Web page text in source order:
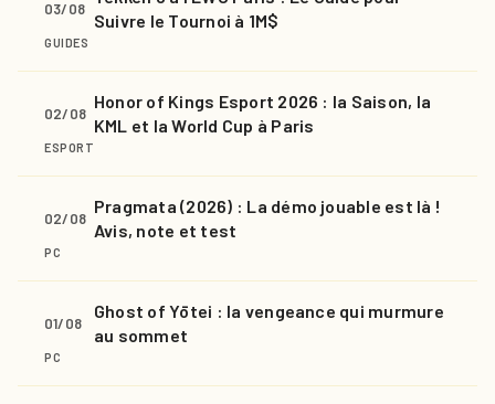
03/08
Suivre le Tournoi à 1M$
GUIDES
02/08
Honor of Kings Esport 2026 : la Saison, la
KML et la World Cup à Paris
ESPORT
02/08
Pragmata (2026) : La démo jouable est là !
Avis, note et test
PC
01/08
Ghost of Yōtei : la vengeance qui murmure
au sommet
PC